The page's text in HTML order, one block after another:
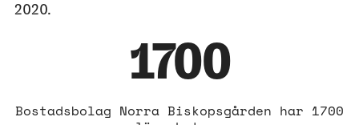
2020.
1700
Bostadsbolag Norra Biskopsgården har 1700